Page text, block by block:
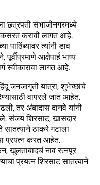
छत्रपती संभाजीनगरमध्ये
कसरत करावी लागत आहे.
पाठिंब्यावर त्यांनी डाव
आक्षेपार्ह भाष्य
स्वीकारावा लागत आहे.
जनजागृती यात्रा, शुभेच्छांचे
वापरले जात आहेत.
तर अंबादास दानवे यांनी
संजय शिरसाट, खासदार
ठाकरे गटाला
प्रयत्न करत आहेत.
खुलताबादचं नाव रत्नपूर
प्रयत्न शिरसाट सातत्याने